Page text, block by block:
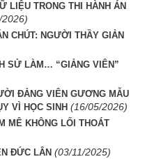
LIỆU TRONG THI HÀNH ÁN
CHÚT: NGƯỜI THẦY GIẢN
SỬ LÀM… “GIẢNG VIÊN”
ĐẢNG VIÊN GƯƠNG MẪU
VÌ HỌC SINH (16/05/2026)
MÊ KHÔNG LỐI THOÁT
ĐỨC LÂN (03/11/2025)